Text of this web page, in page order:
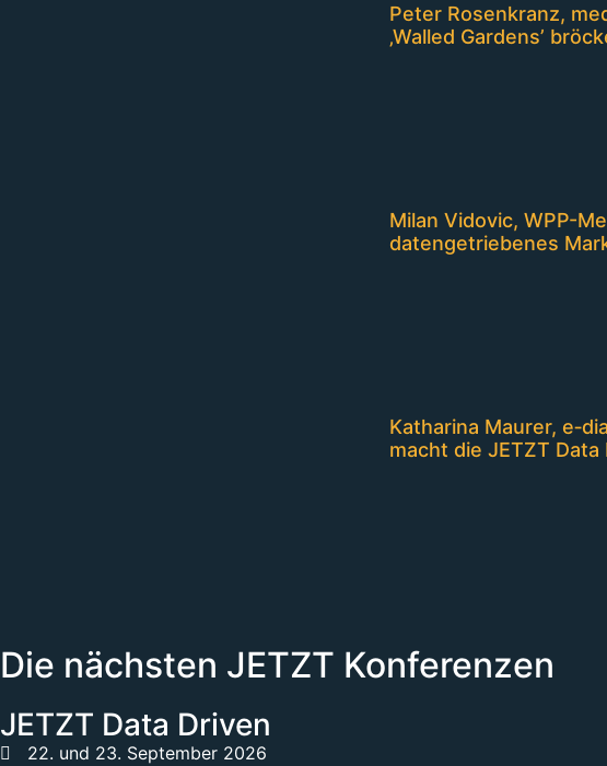
Peter Rosenkranz,
‚Walled Gardens’
Milan Vidovic, WPP-
datengetriebenes
Katharina Maurer,
macht die JETZT
Die nächsten JETZT Konferenzen
JETZT Data Driven
22. und 23. September 2026